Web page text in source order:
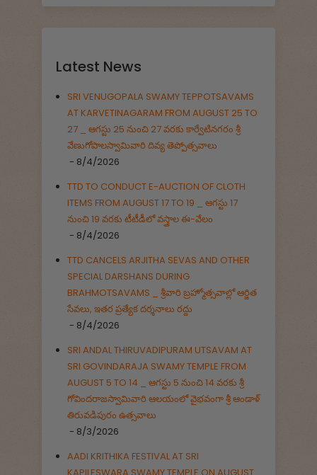
Latest News
SRI VENUGOPALA SWAMY TEPPOTSAVAMS
AT KARVETINAGARAM FROM AUGUST 25 TO
27 _ ఆగస్టు 25 నుంచి 27 వరకు కార్వేటినగరం శ్రీ
వేణుగోపాలస్వామివారి దివ్య తెప్పోత్సవాలు
- 8/4/2026
TTD TO CONDUCT E-AUCTION OF CLOTH
ITEMS FROM AUGUST 17 TO 19 _ ఆగస్టు 17
నుంచి 19 వరకు టీటీడీలో వస్త్రాల ఈ-వేలం
- 8/4/2026
TTD CANCELS ARJITHA SEVAS AND OTHER
SPECIAL DARSHANS DURING
BRAHMOTSAVAMS _ శ్రీవారి బ్రహ్మోత్సవాల్లో ఆర్జిత
సేవలు, ఇతర ప్రత్యేక దర్శనాలు రద్దు
- 8/4/2026
SRI ANDAL THIRUVADIPURAM UTSAVAM AT
SRI GOVINDARAJA SWAMY TEMPLE FROM
AUGUST 5 TO 14 _ ఆగస్టు 5 నుంచి 14 వరకు శ్రీ
గోవిందరాజస్వామివారి ఆలయంలో వైభవంగా శ్రీ ఆండాళ్
తిరువడిపురం ఉత్సవాలు
- 8/3/2026
AADI KRITHIKA FESTIVAL AT SRI